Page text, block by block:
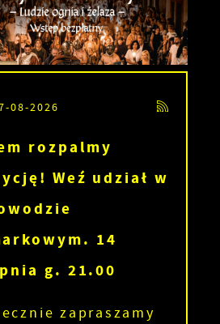
08-2026
rozpalmy
Weź udział w
14
g. 21.00
zapraszamy